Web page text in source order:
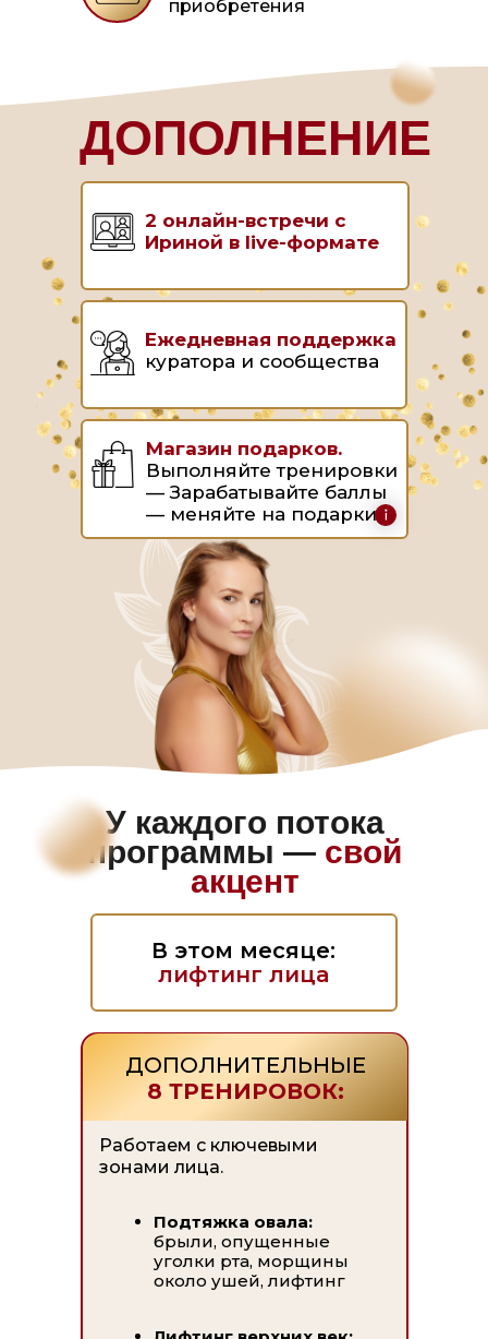
приобретения
2 онлайн-встречи с
Ириной в live-формате
Ежедневная поддержка
куратора и сообщества
Магазин подарков.
Выполняйте тренировки
— Зарабатывайте баллы
— меняйте на подарки
ДОПОЛНЕНИЕ
ДОПОЛНИТЕЛЬНЫЕ
8 ТРЕНИРОВОК:
Работаем с ключевыми
зонами лица.
Подтяжка овала:
брыли, опущенные
уголки рта, морщины
около ушей, лифтинг
У каждого потока
программы — свой
акцент
В этом месяце:
лифтинг лица